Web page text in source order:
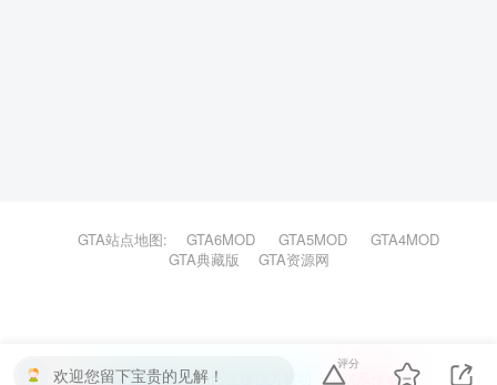
GTA站点地图: GTA6MOD GTA5MOD
GTA4MOD
GTA典藏版
GTA资源网
欢迎您留下宝贵的见解！
评分
本站主题由Zibll子比主题强力驱动 联系作者